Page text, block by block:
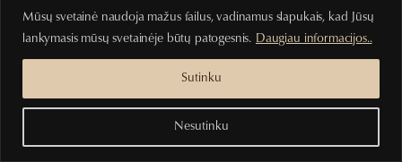
Mūsų svetainė naudoja mažus failus, vadinamus slapukais, kad Jūsų
lankymasis mūsų svetainėje būtų patogesnis. Daugiau informacijos..
Nesutinku
Sutinku